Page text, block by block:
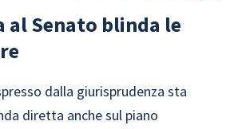
al Senato blinda le
dalla giurisprudenza sta
diretta anche sul piano